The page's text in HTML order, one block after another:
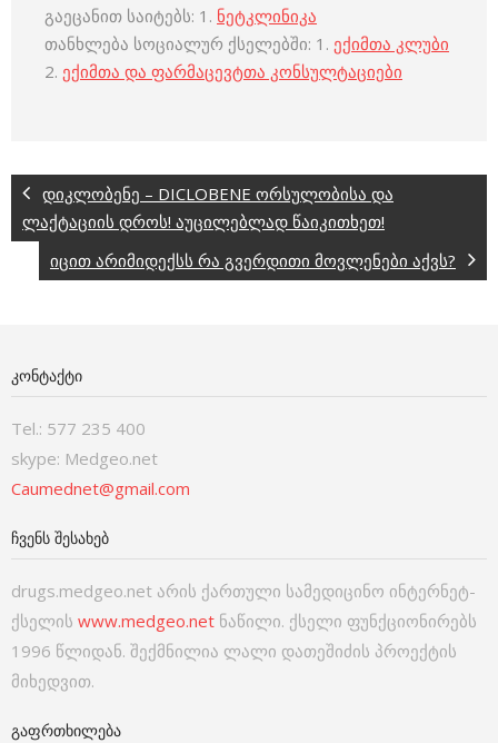
გაეცანით საიტებს: 1. ნეტკლინიკა
თანხლება სოციალურ ქსელებში: 1. ექიმთა კლუბი
2. ექიმთა და ფარმაცევტთა კონსულტაციები
დიკლობენე – DICLOBENE ორსულობისა და
ლაქტაციის დროს! აუცილებლად წაიკითხეთ!
იცით არიმიდექსს რა გვერდითი მოვლენები აქვს?
ᲙᲝᲜᲢᲐᲥᲢᲘ
Tel.: 577 235 400
skype: Medgeo.net
Caumednet@gmail.com
ᲩᲕᲔᲜᲡ ᲨᲔᲡᲐᲮᲔᲑ
drugs.medgeo.net არის ქართული სამედიცინო ინტერნეტ-
ქსელის www.medgeo.net ნაწილი. ქსელი ფუნქციონირებს
1996 წლიდან. შექმნილია ლალი დათეშიძის პროექტის
მიხედვით.
ᲒᲐᲤᲠᲗᲮᲘᲚᲔᲑᲐ